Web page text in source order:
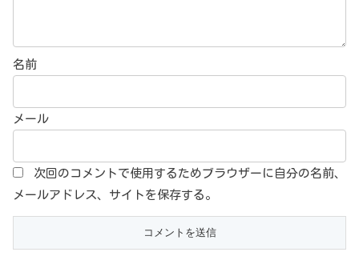
名前
メール
次回のコメントで使用するためブラウザーに自分の名前、
メールアドレス、サイトを保存する。